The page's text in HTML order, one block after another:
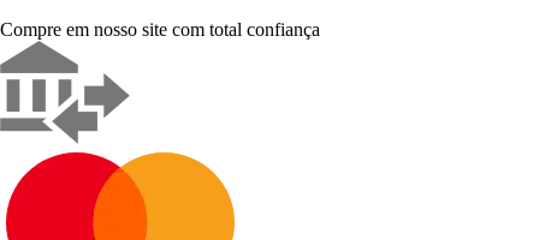
Compre em nosso site com total confiança